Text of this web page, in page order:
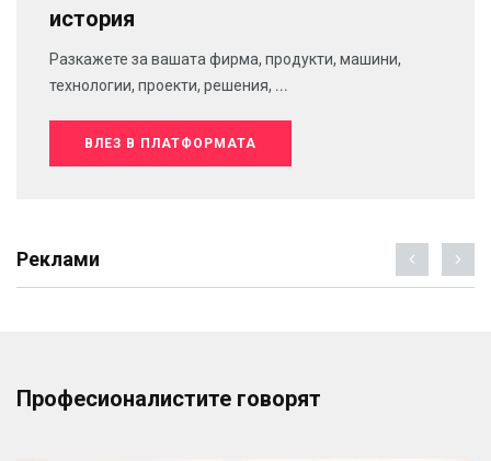
история
Разкажете за вашата фирма, продукти, машини,
технологии, проекти, решения, ...
ВЛЕЗ В ПЛАТФОРМАТА
Реклами
Професионалистите говорят